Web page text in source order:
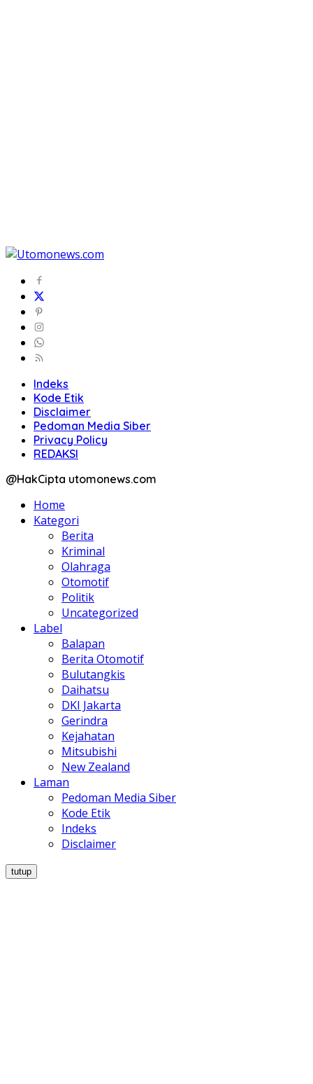
Indeks
Kode Etik
Disclaimer
Pedoman Media Siber
Privacy Policy
REDAKSI
@HakCipta utomonews.com
Home
Kategori
Berita
Kriminal
Olahraga
Otomotif
Politik
Uncategorized
Label
Balapan
Berita Otomotif
Bulutangkis
Daihatsu
DKI Jakarta
Gerindra
Kejahatan
Mitsubishi
New Zealand
Laman
Pedoman Media Siber
Kode Etik
Indeks
Disclaimer
tutup